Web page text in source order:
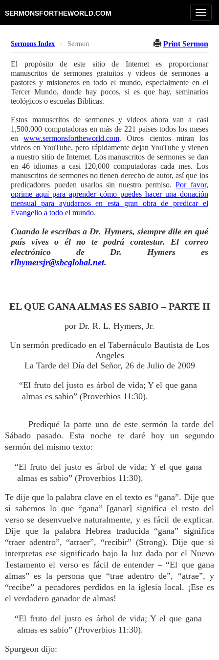
SERMONSFORTHEWORLD.COM
Sermons Index Sermon Print Sermon
El propósito de este sitio de Internet es proporcionar
manuscritos de sermones gratuitos y videos de sermones a
pastores y misioneros en todo el mundo, especialmente en el
Tercer Mundo, donde hay pocos, si es que hay, seminarios
teológicos o escuelas Bíblicas.
Estos manuscritos de sermones y videos ahora van a casi
1,500,000 computadoras en más de 221 países todos los meses
enwww.sermonsfortheworld.com. Otros cientos miran los
videos en YouTube, pero rápidamente dejan YouTube y vienen
a nuestro sitio de Internet. Los manuscritos de sermones se dan
en 46 idiomas a casi 120,000 computadoras cada mes. Los
manuscritos de sermones no tienen derecho de autor, así que los
predicadores pueden usarlos sin nuestro permiso.Por favor,
oprime aquí para aprender cómo puedes hacer una donación
mensual para ayudarnos en esta gran obra de predicar el
Evangelio a todo el mundo.
Cuando le escribas a Dr. Hymers, siempre dile en qué
país vives o él no te podrá contestar. El correo
electrónico de Dr. Hymers es
rlhymersjr@sbcglobal.net.
EL QUE GANA ALMAS ES SABIO – PARTE II
por Dr. R. L. Hymers, Jr.
Un sermón predicado en el Tabernáculo Bautista de Los
Angeles
La Tarde del Día del Señor, 26 de Julio de 2009
“El fruto del justo es árbol de vida; Y el que gana
almas es sabio” (Proverbios 11:30).
Prediqué la parte uno de este sermón la tarde del
Sábado pasado. Esta noche te daré hoy un segundo
sermón del mismo texto:
“El fruto del justo es árbol de vida; Y el que gana
almas es sabio” (Proverbios 11:30).
Te dije que la palabra clave en el texto es “gana”. Dije que
si sabemos lo que “gana” [ganar] significa el resto del
verso se desenvuelve naturalmente, y es fácil de explicar.
Dije que la palabra Hebrea traducida “gana” significa
“traer adentro”, “atraer”, “recibir” (Strong). Dije que si
interpretas ese significado bajo la luz dada por el Nuevo
Testamento el verso es fácil de entender – “El que gana
almas” es la persona que “trae adentro de”, “atrae”, y
“recibe” a pecadores perdidos en la iglesia local. ¡Ese es
el verdadero ganador de almas!
“El fruto del justo es árbol de vida; Y el que gana
almas es sabio” (Proverbios 11:30).
Spurgeon dijo: